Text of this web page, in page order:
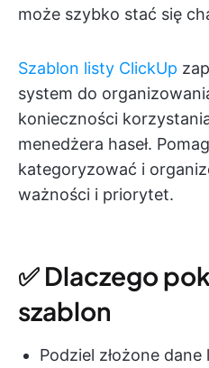
może szybko stać się
Szablon listy ClickUp
system do
konieczności
menedżera haseł.
kategoryzować i
ważności i priorytet.
✅ Dlaczego
szablon
Podziel złożone